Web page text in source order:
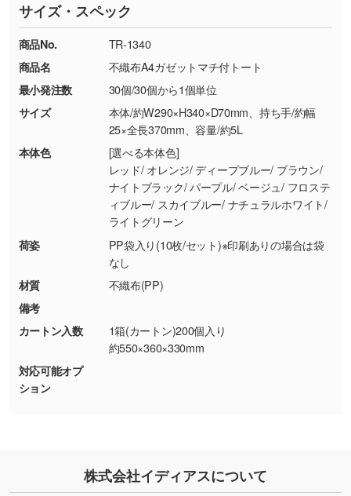
す。→詳しく見る
・コーポレートカラーを使って印刷したい／印
刷色にこだわりがある
DIC・PANTONEなどのカラーチップの指定や、
現物支給による色指定も承っております。→詳
・背景がある画像からキャラクター部分だけを
使いたいです
シンプルな背景のデータや、使いたいキャラク
ター部分の輪郭がはっきりしているデータは切
り抜き処理が可能です。→詳しく見る
・持っているデータの背景が足りない／塗り足
しの作り方が分からない
印刷したいデータが印刷範囲よりも小さい場
合、シンプルな色・柄の背景であれば拡張が可
能です。→
詳しく見る
※詳しくは「商品の良品基準について
ください。
【返品・交換ができない場合】
・お客様の元で商品を加工された場合、または
商品が破損した場合
・商品到着後7日以上経過している場合
・お客様のご都合による返品・交換依頼(商
品・色・数量などの注文間違い等)
TEL：0422-29-9911 営業時間10:00～
18:00(土日祝日除く)
お問い合わせフォームはこちら
サイズ・スペック
商品No.
TR-1340
商品名
不織布A4ガゼットマチ付トート
最小発注数
30個/30個から1個単位
サイズ
本体/約W290×H340×D70mm、持ち手/約幅
25×全長370mm、容量/約5L
本体色
[選べる本体色]
レッド/ オレンジ/ ディープブルー/ ブラウン/
ナイトブラック/ パープル/ ベージュ/ フロステ
ィブルー/ スカイブルー/ ナチュラルホワイト/
ライトグリーン
荷姿
PP袋入り(10枚/セット)※印刷ありの場合は袋
なし
材質
不織布(PP)
備考
カートン入数
1箱(カートン)200個入り
約550×360×330mm
対応可能オプ
ション
株式会社イディアスについて